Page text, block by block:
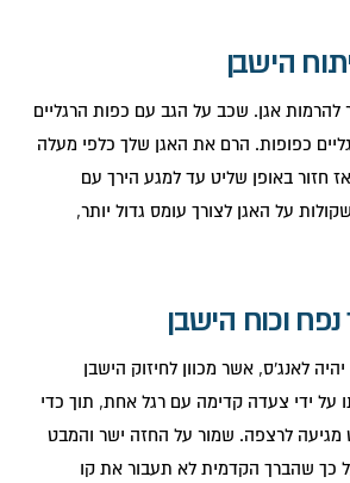
הישבן
להרמות אגן. שכב על הגב עם כפות הרגליים
כפופות. הרם את האגן שלך כלפי מעלה
חזור באופן שליט עד למגע הירך עם
על האגן לצורך עומס גדול יותר,
וכוח הישבן
לאנג'ס, אשר מכוון לחיזוק הישבן
על ידי צעדה קדימה עם רגל אחת, תוך כדי
לרצפה. שמור על החזה ישר והמבט
כך שהברך הקדמית לא תעבור את קו